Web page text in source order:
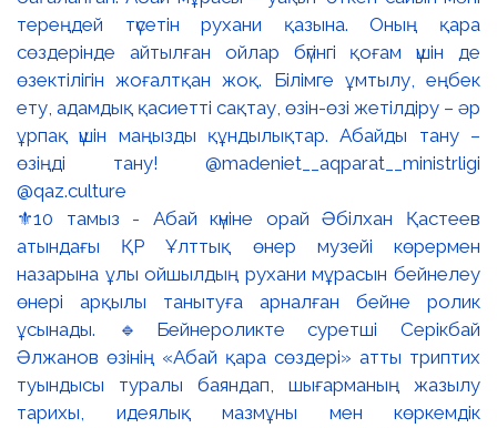
⚜️10 тамыз - Абай күніне орай Әбілхан Қастеев
атындағы ҚР Ұлттық өнер музейі көрермен
назарына ұлы ойшылдың рухани мұрасын бейнелеу
өнері арқылы танытуға арналған бейне ролик
ұсынады. 🔹Бейнероликте суретші Серікбай
Әлжанов өзінің «Абай қара сөздері» атты триптих
туындысы туралы баяндап, шығарманың жазылу
тарихы, идеялық мазмұны мен көркемдік